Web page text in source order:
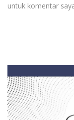
untuk komentar